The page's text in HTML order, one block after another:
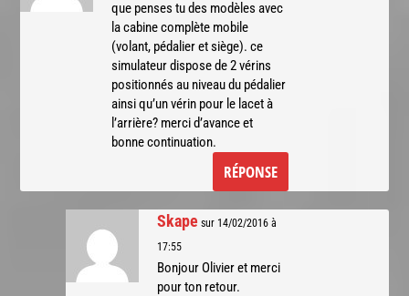
que penses tu des modèles avec
la cabine complète mobile
(volant, pédalier et siège). ce
simulateur dispose de 2 vérins
positionnés au niveau du pédalier
ainsi qu’un vérin pour le lacet à
l’arrière? merci d’avance et
bonne continuation.
RÉPONSE
Skape sur 14/02/2016 à
17:55
Bonjour Olivier et merci
pour ton retour.